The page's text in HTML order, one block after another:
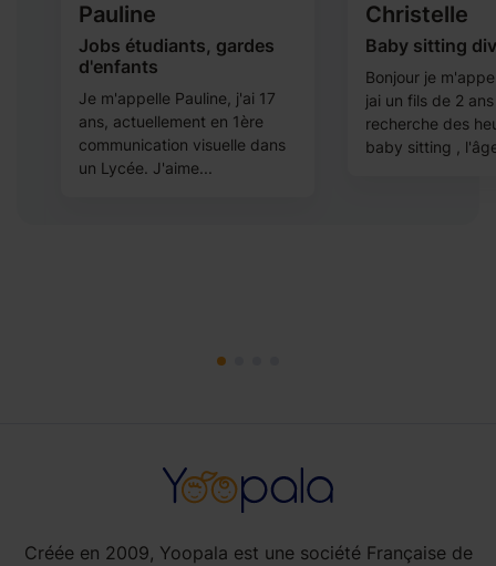
Pauline
Jobs étudiants, gardes
d'enfants
Je m'appelle Pauline, j'ai 17
ans, actuellement en 1ère
communication visuelle dans
un Lycée. J'aime...
Christelle
Baby sitting
Bonjour je
jai un fils de 2
recherche des
baby sitting ,
Créée en 2009, Yoopala est une société Française de